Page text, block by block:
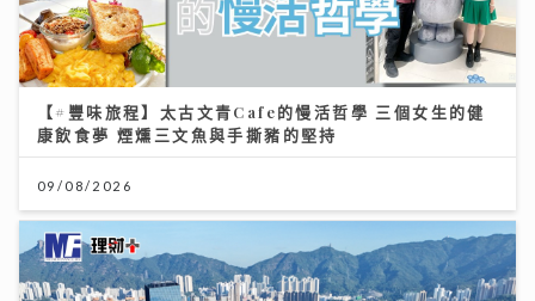
【#豐味旅程】太古文青Cafe的慢活哲學 三個女生的健
康飲食夢 煙燻三文魚與手撕豬的堅持
09/08/2026